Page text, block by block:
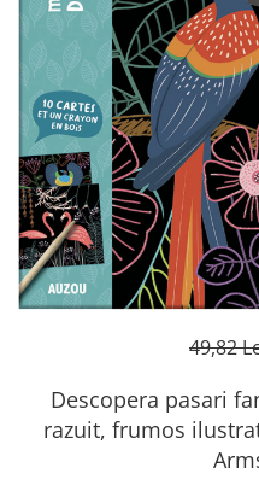
49,82
Descopera pasari
razuit, frumos